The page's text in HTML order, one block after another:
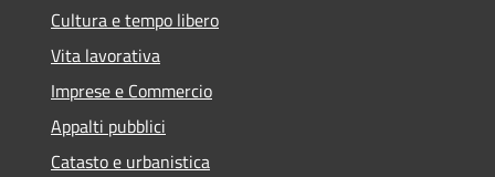
Cultura e tempo libero
Vita lavorativa
Imprese e Commercio
Appalti pubblici
Catasto e urbanistica